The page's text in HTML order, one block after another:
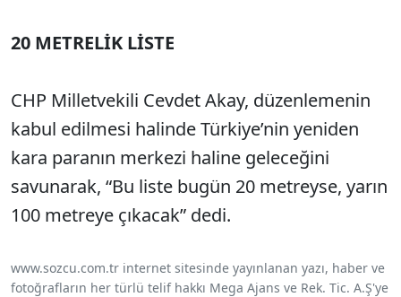
20 METRELİK LİSTE
CHP Milletvekili Cevdet Akay, düzenlemenin
kabul edilmesi halinde Türkiye’nin yeniden
kara paranın merkezi haline geleceğini
savunarak, “Bu liste bugün 20 metreyse, yarın
100 metreye çıkacak” dedi.
www.sozcu.com.tr internet sitesinde yayınlanan yazı, haber ve
fotoğrafların her türlü telif hakkı Mega Ajans ve Rek. Tic. A.Ş'ye